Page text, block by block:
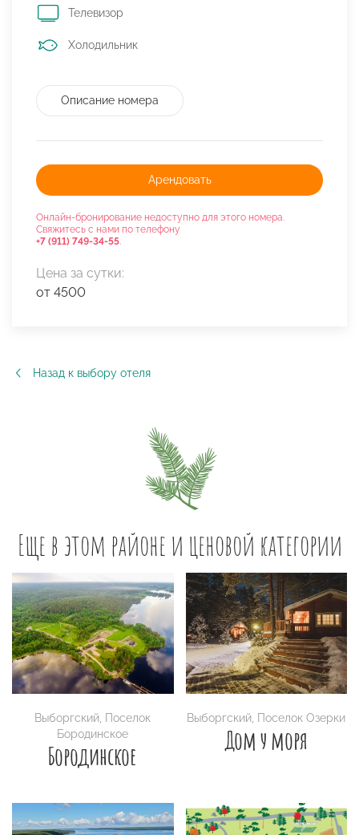
Телевизор
Холодильник
Описание номера
Арендовать
Онлайн-бронирование недоступно для этого номера.
Свяжитесь с нами по телефону
+7 (911) 749-34-55
Цена за сутки:
от 4500
Назад к выбору отеля
Еще в этом районе и ценовой категории
Выборгский Поселок
Бородинское
Бородинское
Выборгский Поселок Озерки
Дом у моря